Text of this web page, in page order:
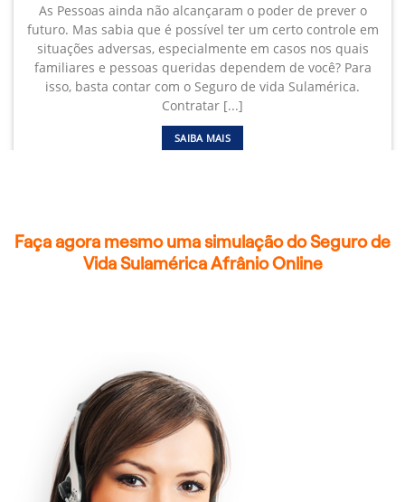
As Pessoas ainda não alcançaram o poder de prever o
futuro. Mas sabia que é possível ter um certo controle em
situações adversas, especialmente em casos nos quais
familiares e pessoas queridas dependem de você? Para
isso, basta contar com o Seguro de vida Sulamérica.
Contratar [...]
SAIBA MAIS
Faça agora mesmo uma simulação do Seguro de
Vida Sulamérica Afrânio Online